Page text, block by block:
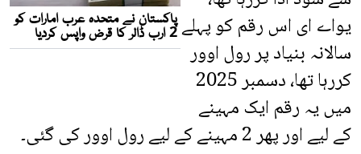
یواے ای اس رقم کو پہلے
سالانہ بنیاد پر رول اوور
کررہا تھا، دسمبر 2025
میں یہ رقم ایک مہینے
کے لیے اور پھر 2 مہینے کے لیے رول اوور کی گئی۔